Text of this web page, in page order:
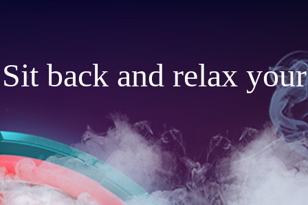
Sit back and relax your